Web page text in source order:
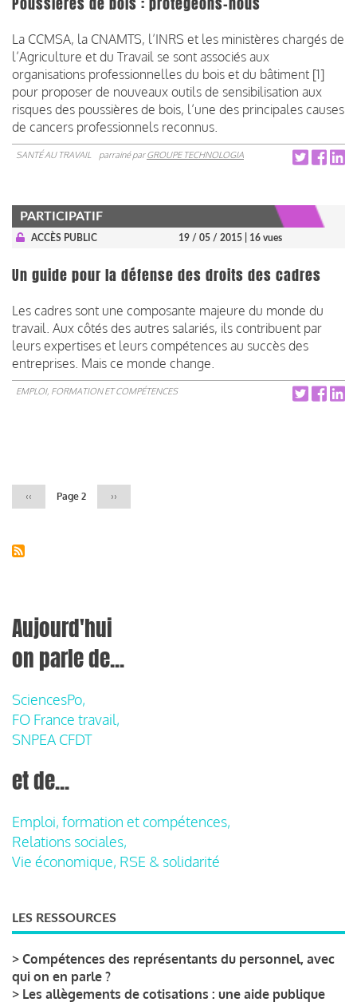
La CCMSA, la CNAMTS, l’INRS et les ministères chargés de
l’Agriculture et du Travail se sont associés aux
organisations professionnelles du bois et du bâtiment [1]
pour proposer de nouveaux outils de sensibilisation aux
risques des poussières de bois, l’une des principales causes
de cancers professionnels reconnus.
SANTÉ AU TRAVAIL parrainé parGROUPE TECHNOLOGIA
PARTICIPATIF
ACCÈS PUBLIC 19 / 05 / 2015 | 16 vues
Un guide pour la défense des droits des cadres
Les cadres sont une composante majeure du monde du
travail. Aux côtés des autres salariés, ils contribuent par
leurs expertises et leurs compétences au succès des
entreprises. Mais ce monde change.
EMPLOI, FORMATION ET COMPÉTENCES
Page
précédente
‹‹ Page 2
Page
››
Aujourd'hui
on parle de...
SciencesPo,
FO France travail,
SNPEA CFDT
et de...
Emploi, formation et compétences,
Relations sociales,
Vie économique, RSE & solidarité
LES RESSOURCES
> Compétences des représentants du personnel, avec
qui on en parle ?
> Les allègements de cotisations : une aide publique